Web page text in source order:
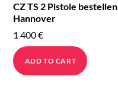
CZ TS 2 Pistole bestellen
Hannover
1 400€
ADD TO CART